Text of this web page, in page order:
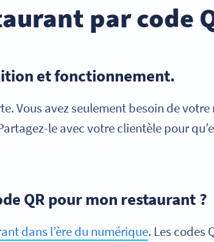
par code
et fonctionnement.
Vous avez seulement besoin de votre
le avec votre clientèle pour
QR pour mon restaurant ?
dans l’ère du numérique. Les codes